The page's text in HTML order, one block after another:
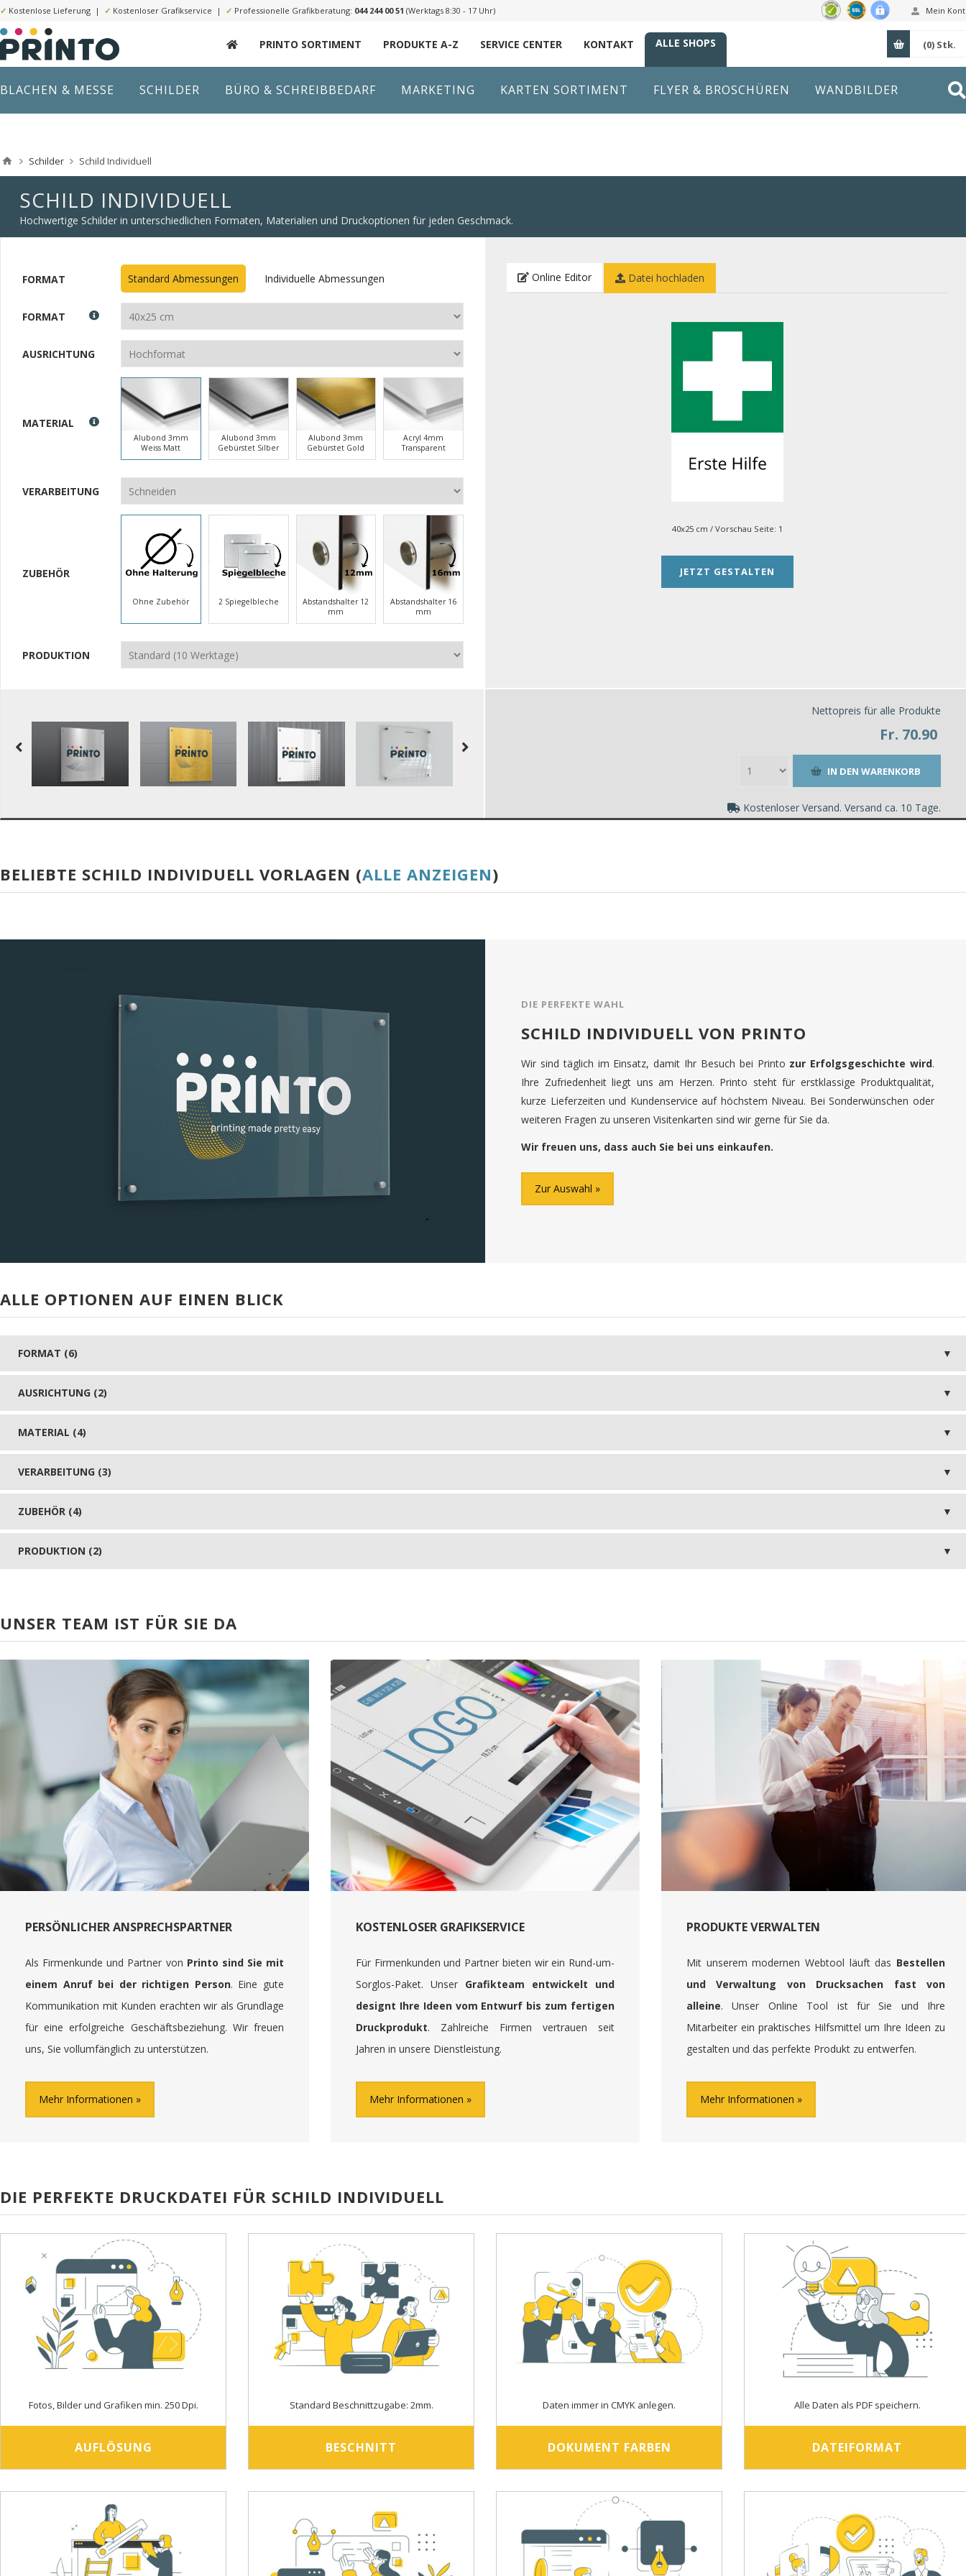
Mein
✓ Kostenlose Lieferung | ✓ Kostenloser Grafikservice | ✓ Professionelle Grafikberatung: 044 244 00 51 (Werktags 8:30 - 17 Uhr)
PRINTO SORTIMENT PRODUKTE A-Z SERVICE CENTER KONTAKT ALLE SHOPS (0) Stk.
BLACHEN & MESSE SCHILDER BÜRO & SCHREIBBEDARF MARKETING KARTEN SORTIMENT FLYER & BROSCHÜREN WANDBILDER
Schilder Schild Individuell
SCHILD INDIVIDUELL
Hochwertige Schilder in unterschiedlichen Formaten, Materialien und Druckoptionen für jeden Geschmack.
FORMAT Standard Abmessungen Individuelle Abmessungen
FORMAT
AUSRICHTUNG
MATERIAL
Alubond 3mm
Weiss Matt
Alubond 3mm
Gebürstet Silber
Alubond 3mm
Gebürstet Gold
Acryl 4mm
Transparent
VERARBEITUNG
ZUBEHÖR
Ohne Zubehör 2 Spiegelbleche
Abstandshalter 12
mm
Abstandshalter 16
mm
PRODUKTION
Online Editor Datei hochladen
40x25 cm / Vorschau Seite: 1
JETZT GESTALTEN
Nettopreis für alle Produkte
Fr. 70.90
Kostenloser Versand. Versand ca. 10 Tage.
BELIEBTE SCHILD INDIVIDUELL VORLAGEN (ALLE ANZEIGEN)
DIE PERFEKTE WAHL
SCHILD INDIVIDUELL VON PRINTO
Wir sind täglich im Einsatz, damit Ihr Besuch bei Printo zur Erfolgsgeschichte wird.
Ihre Zufriedenheit liegt uns am Herzen. Printo steht für erstklassige Produktqualität,
kurze Lieferzeiten und Kundenservice auf höchstem Niveau. Bei Sonderwünschen oder
weiteren Fragen zu unseren Visitenkarten sind wir gerne für Sie da.
Wir freuen uns, dass auch Sie bei uns einkaufen.
Zur Auswahl
ALLE OPTIONEN AUF EINEN BLICK
FORMAT (6)
AUSRICHTUNG (2)
MATERIAL (4)
VERARBEITUNG (3)
ZUBEHÖR (4)
PRODUKTION (2)
UNSER TEAM IST FÜR SIE DA
PERSÖNLICHER ANSPRECHSPARTNER
Als Firmenkunde und Partner von Printo sind Sie mit
einem Anruf bei der richtigen Person. Eine gute
Kommunikation mit Kunden erachten wir als Grundlage
für eine erfolgreiche Geschäftsbeziehung. Wir freuen
uns, Sie vollumfänglich zu unterstützen.
Mehr Informationen
KOSTENLOSER GRAFIKSERVICE
Für Firmenkunden und Partner bieten wir ein Rund-um-
Sorglos-Paket. Unser Grafikteam entwickelt und
designt Ihre Ideen vom Entwurf bis zum fertigen
Druckprodukt. Zahlreiche Firmen vertrauen seit
Jahren in unsere Dienstleistung.
Mehr Informationen
PRODUKTE VERWALTEN
Mit unserem modernen Webtool läuft das Bestellen
und Verwaltung von Drucksachen fast von
alleine. Unser Online Tool ist für Sie und Ihre
Mitarbeiter ein praktisches Hilfsmittel um Ihre Ideen zu
gestalten und das perfekte Produkt zu entwerfen.
Mehr Informationen
DIE PERFEKTE DRUCKDATEI FÜR SCHILD INDIVIDUELL
Fotos, Bilder und Grafiken min. 250 Dpi.
AUFLÖSUNG
Standard Beschnittzugabe: 2mm.
BESCHNITT
Daten immer in CMYK anlegen.
DOKUMENT FARBEN
Alle Daten als PDF speichern.
DATEIFORMAT